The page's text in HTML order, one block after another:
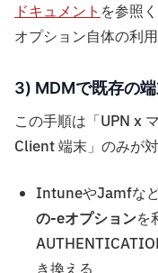
ドキュメントを参照
オプション自体の利
3) MDMで既存の
この手順は「UPN x
Client 端末」のみが
IntuneやJamfな
の-eオプションを